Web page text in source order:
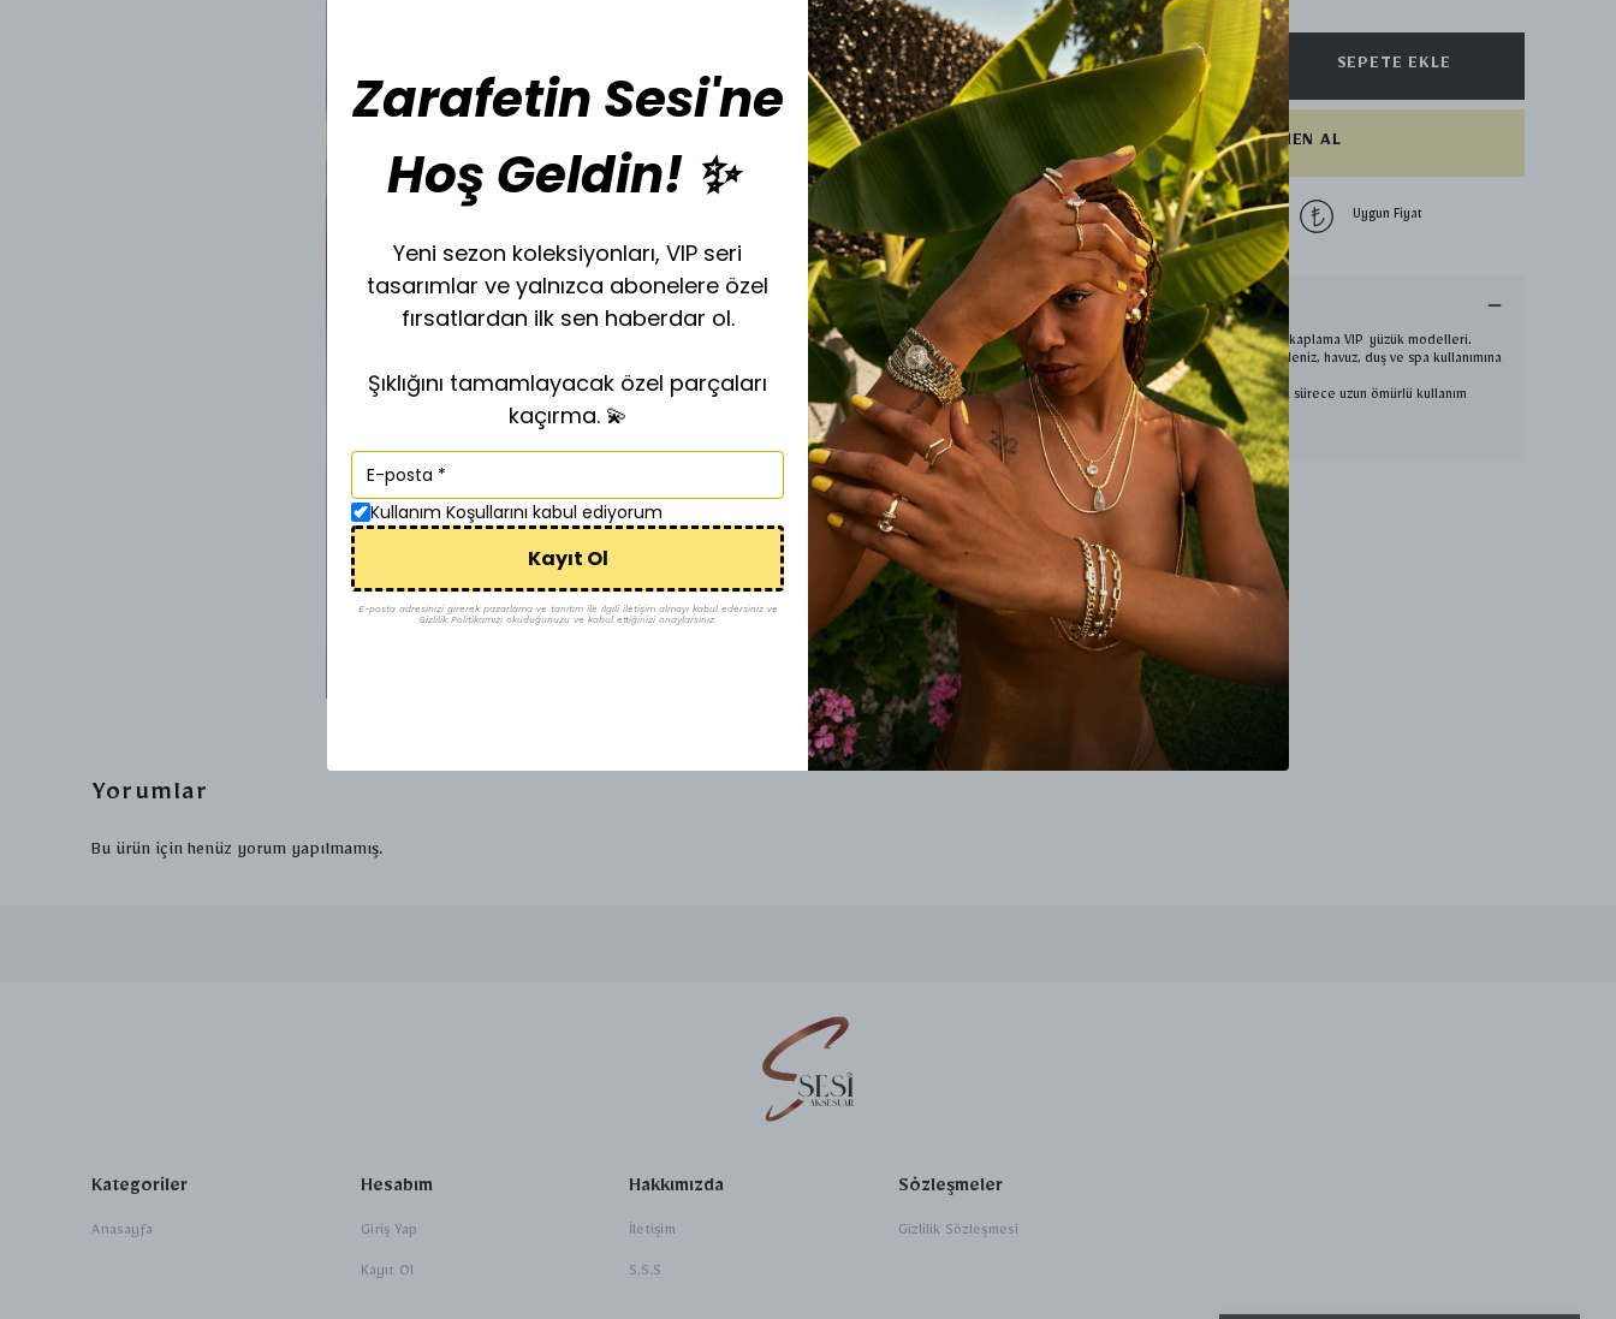
SEPETE EKLE
HEMEN AL
1500 TL üzeri
ücretsiz kargo
Uygun Fiyat
Ürün Açıklaması
Free nikel üzeri rodyum kaplama VIP yüzük modelleri.
Antialerjik yapıda olup deniz, havuz, duş ve spa kullanımına
uygundur.
Kimyasal temas olmadığı sürece uzun ömürlü kullanım
sunar.
Hızlı ve güvenli kargo. ✨
Yorumlar
Bu ürün için henüz yorum yapılmamış.
Kategoriler
Anasayfa
Hesabım
Giriş Yap
Kayıt Ol
Hakkımızda
İletişim
S.S.S
Sözleşmeler
Gizlilik Sözleşmesi
Zarafetin Sesi'ne
Hoş Geldin! ✨
Yeni sezon koleksiyonları, VIP seri
tasarımlar ve yalnızca abonelere özel
fırsatlardan ilk sen haberdar ol.
Şıklığını tamamlayacak özel parçaları
kaçırma. 💫
Kullanım Koşullarını kabul ediyorum
Kayıt Ol
E-posta adresinizi girerek pazarlama ve tanıtım ile ilgili iletişim almayı kabul edersiniz ve
Gizlilik Politikamızı okuduğunuzu ve kabul ettiğinizi onaylarsınız.